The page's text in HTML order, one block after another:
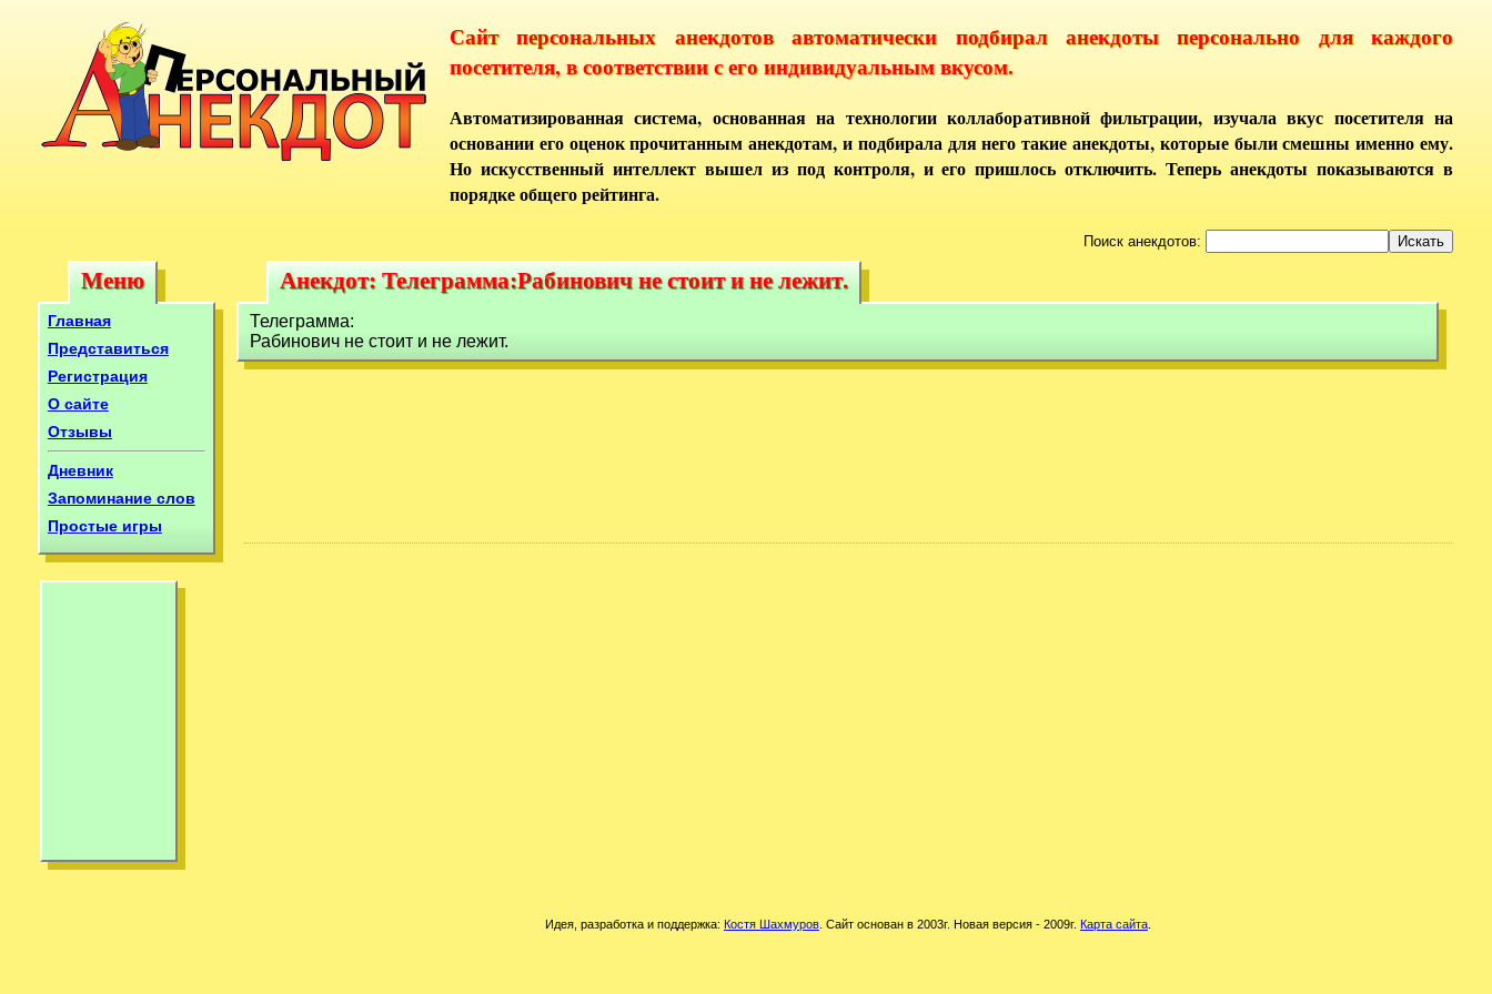
Сайт персональных анекдотов автоматически подбирал анекдоты персонально для каждого
посетителя, в соответствии с его индивидуальным вкусом.
Автоматизированная система, основанная на технологии коллаборативной фильтрации, изучала вкус посетителя на
основании его оценок прочитанным анекдотам, и подбирала для него такие анекдоты, которые были смешны именно ему.
Но искусственный интеллект вышел из под контроля, и его пришлось отключить. Теперь анекдоты показываются в
порядке общего рейтинга.
Поиск анекдотов:
Меню
Меню
Главная
Представиться
Регистрация
О сайте
Отзывы
Дневник
Запоминание слов
Простые игры
Анекдот: Телеграмма:Рабинович не стоит и не лежит.
Анекдот: Телеграмма:Рабинович не стоит и не лежит.
Телеграмма:
Рабинович не стоит и не лежит.
Идея, разработка и поддержка: Костя Шахмуров . Сайт основан в 2003г. Новая версия - 2009г. Карта сайта